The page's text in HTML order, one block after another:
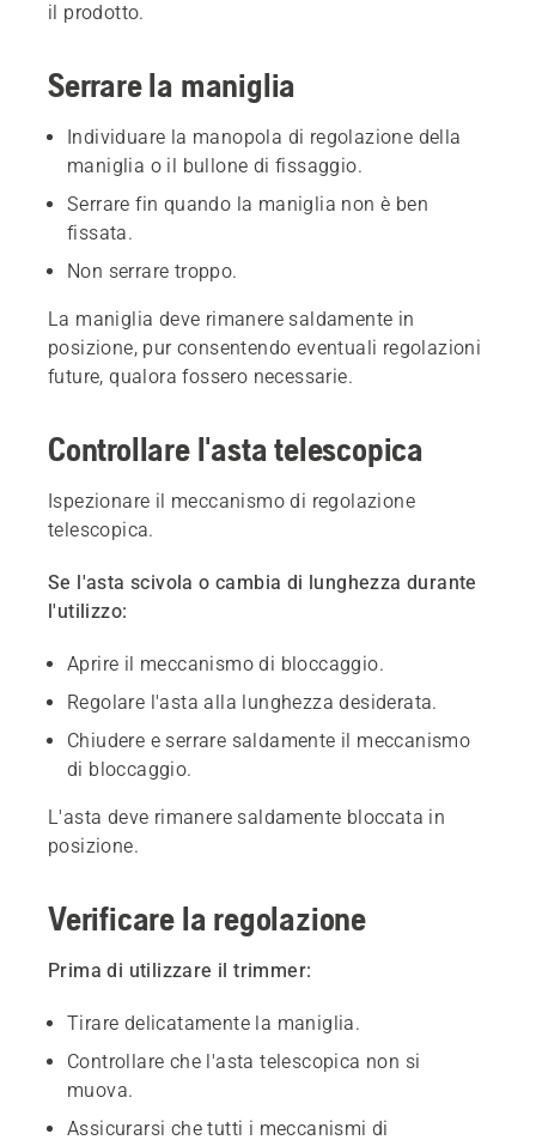
il prodotto.
Serrare la maniglia
Individuare la manopola di regolazione della
maniglia o il bullone di fissaggio.
Serrare fin quando la maniglia non è ben
fissata.
Non serrare troppo.
La maniglia deve rimanere saldamente in
posizione, pur consentendo eventuali regolazioni
future, qualora fossero necessarie.
Controllare l'asta telescopica
Ispezionare il meccanismo di regolazione
telescopica.
Se l'asta scivola o cambia di lunghezza durante
l'utilizzo:
Aprire il meccanismo di bloccaggio.
Regolare l'asta alla lunghezza desiderata.
Chiudere e serrare saldamente il meccanismo
di bloccaggio.
L'asta deve rimanere saldamente bloccata in
posizione.
Verificare la regolazione
Prima di utilizzare il trimmer:
Tirare delicatamente la maniglia.
Controllare che l'asta telescopica non si
muova.
Assicurarsi che tutti i meccanismi di